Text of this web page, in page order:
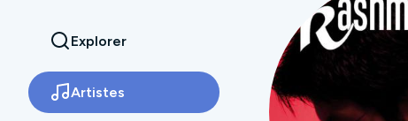
Explorer
Artistes